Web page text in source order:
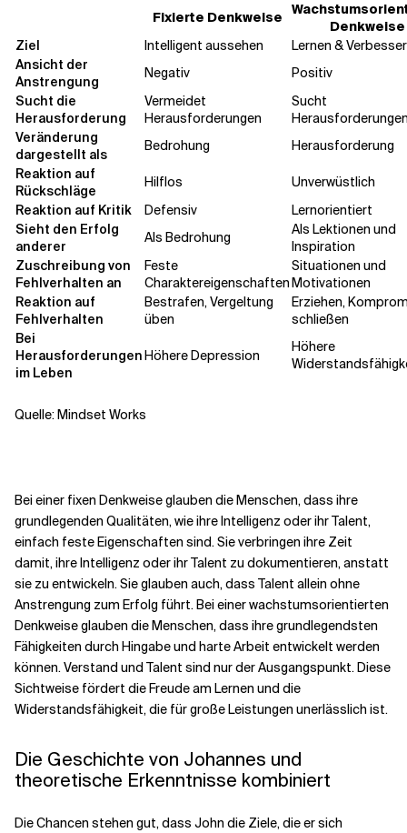
Fixierte Denkweise
Denkweise
Ziel
Intelligent aussehen
Lernen &
Ansicht der
Anstrengung
Negativ
Positiv
Sucht die
Herausforderung
Vermeidet
Herausforderungen
Sucht
Veränderung
dargestellt als
Bedrohung
Herausforderung
Reaktion auf
Rückschläge
Hilflos
Unverwüstlich
Reaktion auf Kritik
Defensiv
Lernorientiert
Sieht den Erfolg
anderer
Als Bedrohung
Als Lektionen und
Inspiration
Zuschreibung von
Fehlverhalten an
Feste
Charaktereigenschaften
Situationen und
Motivationen
Reaktion auf
Fehlverhalten
Bestrafen, Vergeltung
üben
Erziehen,
schließen
Bei
Herausforderungen
im Leben
Höhere Depression
Höhere
Quelle: Mindset Works
Bei einer fixen Denkweise glauben die Menschen, dass ihre
grundlegenden Qualitäten, wie ihre Intelligenz oder ihr Talent,
einfach feste Eigenschaften sind. Sie verbringen ihre Zeit
damit, ihre Intelligenz oder ihr Talent zu dokumentieren, anstatt
sie zu entwickeln. Sie glauben auch, dass Talent allein ohne
Anstrengung zum Erfolg führt. Bei einer wachstumsorientierten
Denkweise glauben die Menschen, dass ihre grundlegendsten
Fähigkeiten durch Hingabe und harte Arbeit entwickelt werden
können. Verstand und Talent sind nur der Ausgangspunkt. Diese
Sichtweise fördert die Freude am Lernen und die
Widerstandsfähigkeit, die für große Leistungen unerlässlich ist.
Die Geschichte von Johannes und
theoretische Erkenntnisse kombiniert
Die Chancen stehen gut, dass John die Ziele, die er sich